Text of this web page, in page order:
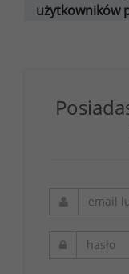
użytkowników